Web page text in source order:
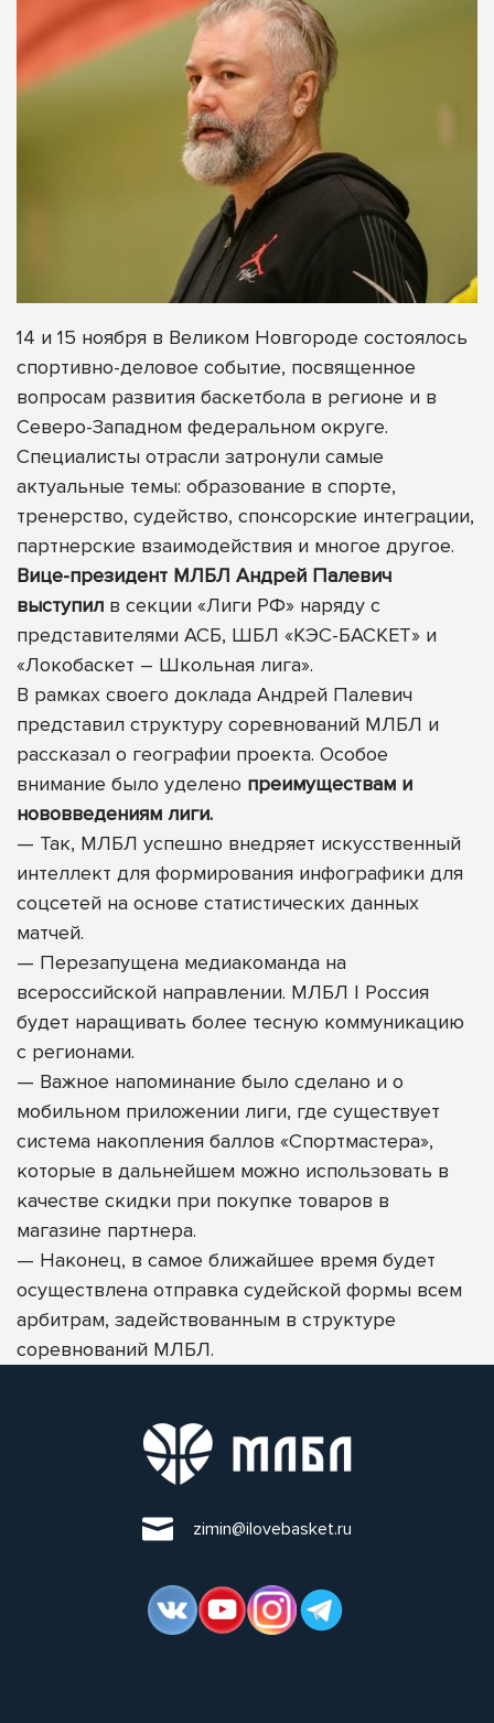
14 и 15 ноября в Великом Новгороде состоялось
спортивно-деловое событие, посвященное
вопросам развития баскетбола в регионе и в
Северо-Западном федеральном округе.
Специалисты отрасли затронули самые
актуальные темы: образование в спорте,
тренерство, судейство, спонсорские интеграции,
партнерские взаимодействия и многое другое.
Вице-президент МЛБЛ Андрей Палевич
выступил в секции «Лиги РФ» наряду с
представителями АСБ, ШБЛ «КЭС-БАСКЕТ» и
«Локобаскет – Школьная лига».
В рамках своего доклада Андрей Палевич
представил структуру соревнований МЛБЛ и
рассказал о географии проекта. Особое
внимание было уделено преимуществам и
нововведениям лиги.
— Так, МЛБЛ успешно внедряет искусственный
интеллект для формирования инфографики для
соцсетей на основе статистических данных
матчей.
— Перезапущена медиакоманда на
всероссийской направлении. МЛБЛ | Россия
будет наращивать более тесную коммуникацию
с регионами.
— Важное напоминание было сделано и о
мобильном приложении лиги, где существует
система накопления баллов «Спортмастера»,
которые в дальнейшем можно использовать в
качестве скидки при покупке товаров в
магазине партнера.
— Наконец, в самое ближайшее время будет
осуществлена отправка судейской формы всем
арбитрам, задействованным в структуре
соревнований МЛБЛ.
zimin@ilovebasket.ru